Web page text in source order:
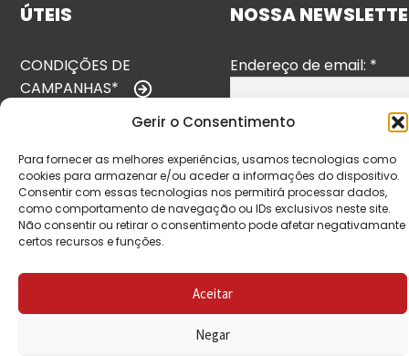
Gerir o Consentimento
Para fornecer as melhores experiências, usamos tecnologias como
cookies para armazenar e/ou aceder a informações do dispositivo.
Consentir com essas tecnologias nos permitirá processar dados,
como comportamento de navegação ou IDs exclusivos neste site.
Não consentir ou retirar o consentimento pode afetar negativamante
certos recursos e funções.
Aceitar
Negar
ÚTEIS
CONDIÇÕES DE
CAMPANHAS*
POLÍTICA DE
PRIVACIDADE
POLÍTICA DE
REEMBOLSO
LIVRO DE
NOSSA
Endereço de email: *